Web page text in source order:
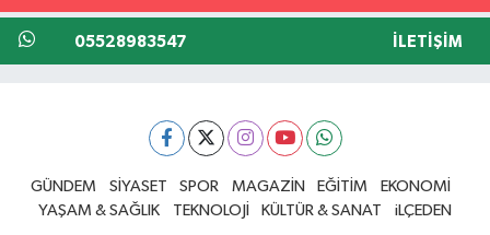
05528983547 İLETIŞIM
GÜNDEM SİYASET SPOR MAGAZİN EĞİTİM
EKONOMİ
YAŞAM & SAĞLIK
TEKNOLOJİ KÜLTÜR & SANAT iLÇEDEN